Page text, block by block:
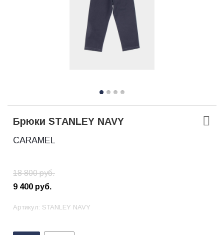
Брюки STANLEY NAVY
CARAMEL
18 800руб.
9 400 руб.
Артикул: STANLEY NAVY